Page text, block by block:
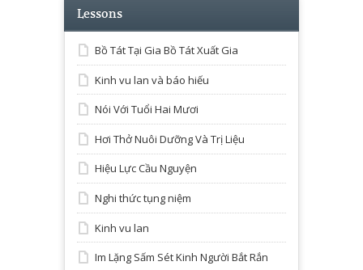
Lessons
Bồ Tát Tại Gia Bồ Tát Xuất Gia
Kinh vu lan và báo hiếu
Nói Với Tuổi Hai Mươi
Hơi Thở Nuôi Dưỡng Và Trị Liệu
Hiệu Lực Cầu Nguyện
Nghi thức tụng niệm
Kinh vu lan
Im Lặng Sấm Sét Kinh Người Bắt Rắn